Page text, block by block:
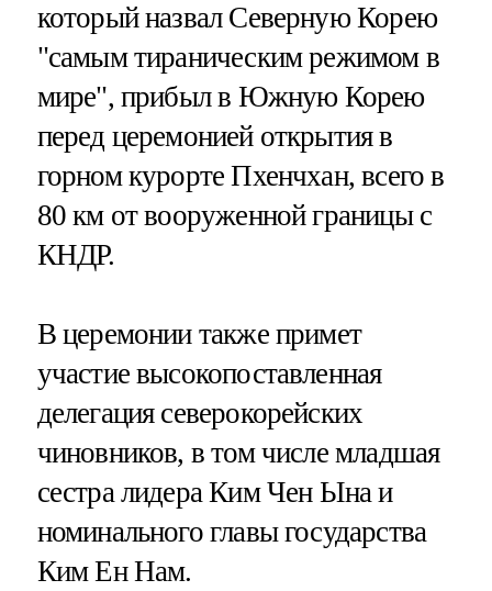
который назвал Северную Корею
"самым тираническим режимом в
мире", прибыл в Южную Корею
перед церемонией открытия в
горном курорте Пхенчхан, всего в
80 км от вооруженной границы с
КНДР.
В церемонии также примет
участие высокопоставленная
делегация северокорейских
чиновников, в том числе младшая
сестра лидера Ким Чен Ына и
номинального главы государства
Ким Ен Нам.